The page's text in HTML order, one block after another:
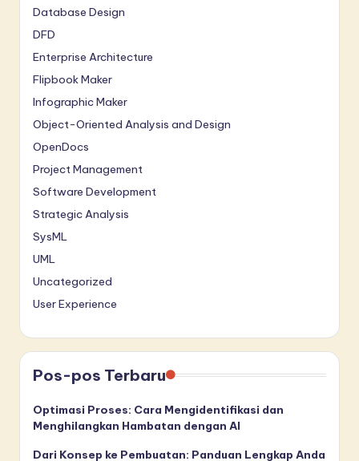
Database Design
DFD
Enterprise Architecture
Flipbook Maker
Infographic Maker
Object-Oriented Analysis and Design
OpenDocs
Project Management
Software Development
Strategic Analysis
SysML
UML
Uncategorized
User Experience
Pos-pos Terbaru
Optimasi Proses: Cara Mengidentifikasi dan
Menghilangkan Hambatan dengan AI
Dari Konsep ke Pembuatan: Panduan Lengkap Anda